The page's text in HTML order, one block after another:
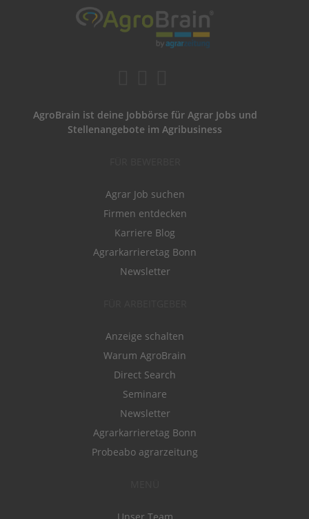
AgroBrain ist deine Jobbörse für Agrar Jobs und
Stellenangebote im Agribusiness
Agrar Job suchen
Firmen entdecken
Karriere Blog
Agrarkarrieretag Bonn
Newsletter
Anzeige schalten
Warum AgroBrain
Direct Search
Seminare
Newsletter
Agrarkarrieretag Bonn
Probeabo agrarzeitung